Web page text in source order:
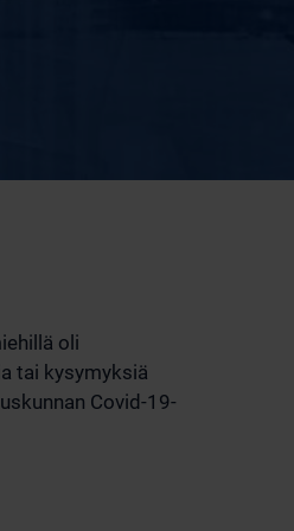
oli
tai kysymyksiä
Covid-19-